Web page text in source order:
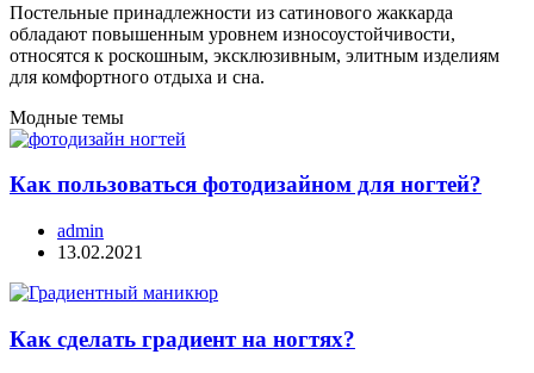
Постельные принадлежности из сатинового жаккарда
обладают повышенным уровнем износоустойчивости,
относятся к роскошным, эксклюзивным, элитным изделиям
для комфортного отдыха и сна.
Модные темы
Как пользоваться фотодизайном для ногтей?
admin
13.02.2021
Как сделать градиент на ногтях?